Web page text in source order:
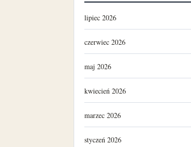
lipiec 2026
czerwiec 2026
maj 2026
kwiecień 2026
marzec 2026
styczeń 2026